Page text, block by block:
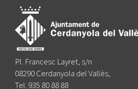
Pl. Francesc Layret, s/n
08290 Cerdanyola del Vallès,
Tel. 935 80 88 88